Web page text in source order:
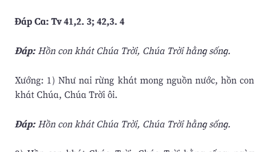
Ðáp Ca: Tv 41,2. 3; 42,3. 4
Ðáp:Hồn con khát Chúa Trời, Chúa Trời hằng sống.
Xướng: 1) Như nai rừng khát mong nguồn nước, hồn con
khát Chúa, Chúa Trời ôi.
Ðáp:Hồn con khát Chúa Trời, Chúa Trời hằng sống.